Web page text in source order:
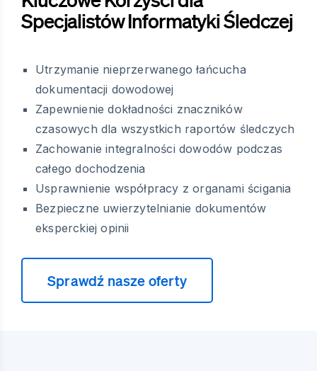
Specjalistów Informatyki Śledczej
Utrzymanie nieprzerwanego łańcucha
dokumentacji dowodowej
Zapewnienie dokładności znaczników
czasowych dla wszystkich raportów śledczych
Zachowanie integralności dowodów podczas
całego dochodzenia
Usprawnienie współpracy z organami ścigania
Bezpieczne uwierzytelnianie dokumentów
eksperckiej opinii
Sprawdź nasze oferty